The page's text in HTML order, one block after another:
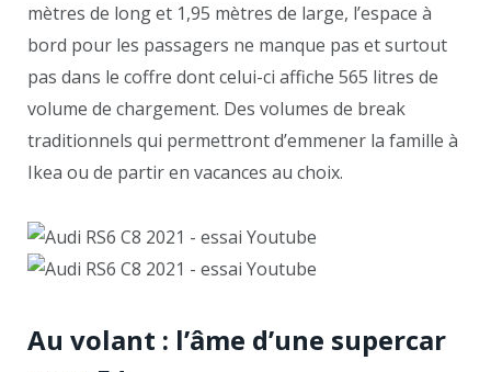
mètres de long et 1,95 mètres de large, l’espace à
bord pour les passagers ne manque pas et surtout
pas dans le coffre dont celui-ci affiche 565 litres de
volume de chargement. Des volumes de break
traditionnels qui permettront d’emmener la famille à
Ikea ou de partir en vacances au choix.
Au volant : l’âme d’une supercar